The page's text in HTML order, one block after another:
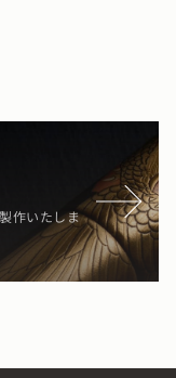
作いたしま